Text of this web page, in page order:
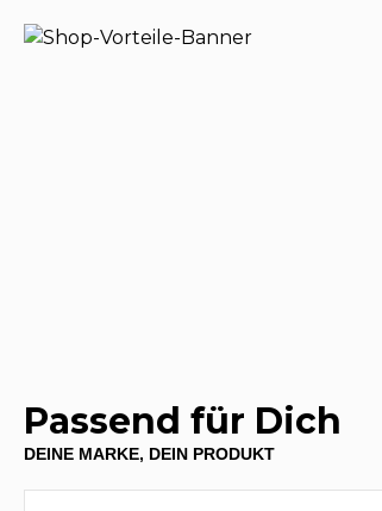
Passend für Dich
DEINE MARKE, DEIN PRODUKT